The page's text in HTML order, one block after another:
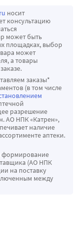
носит
консультацию
может быть
площадках, выбор
может
а товары
заказы*
(в том числе
разрешение
АО НПК «Катрен»,
наличие
аптеки.
формирование
(АО НПК
на поставку
между